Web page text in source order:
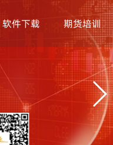
软件下载 期货培训